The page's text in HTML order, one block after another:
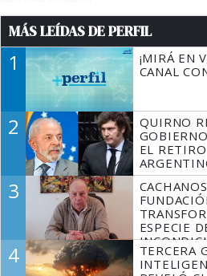
MÁS LEÍDAS DE PERFIL
1
¡MIRÁ EN
CANAL
2
QUIRNO
EL
3
ESPECIE
DE MILEI"
4
TERCERA